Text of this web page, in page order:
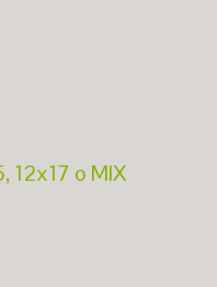
12x17 o MIX